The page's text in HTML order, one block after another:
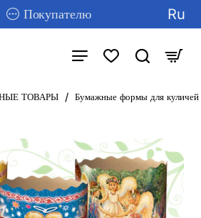
Покупателю Ru
ТОВАРЫ Бумажные формы для куличей